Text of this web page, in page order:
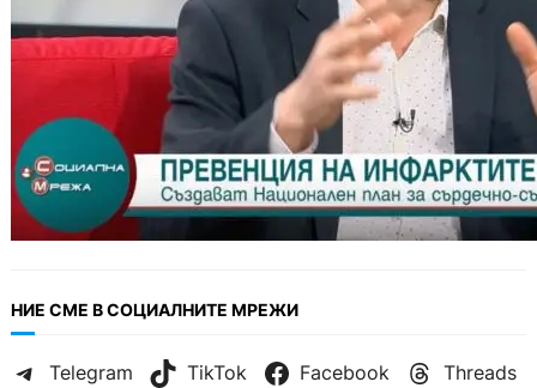
НИЕ СМЕ В СОЦИАЛНИТЕ МРЕЖИ
Telegram TikTok Facebook Threads